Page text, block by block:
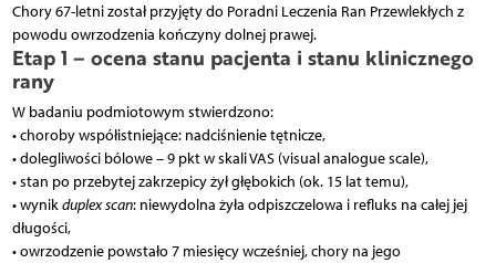
Chory 67-letni został przyjęty do Poradni Leczenia Ran Przewlekłych z
powodu owrzodzenia kończyny dolnej prawej.
Etap 1 – ocena stanu pacjenta i stanu klinicznego
rany
W badaniu podmiotowym stwierdzono:
• choroby współistniejące: nadciśnienie tętnicze,
• dolegliwości bólowe – 9 pkt w skali VAS (visual analogue scale),
• stan po przebytej zakrzepicy żył głębokich (ok. 15 lat temu),
• wynikduplex scan: niewydolna żyła odpiszczelowa i refluks na całej jej
długości,
• owrzodzenie powstało 7 miesięcy wcześniej, chory na jego